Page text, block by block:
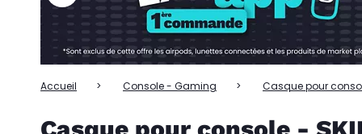
Accueil Console - Gaming Casque pour